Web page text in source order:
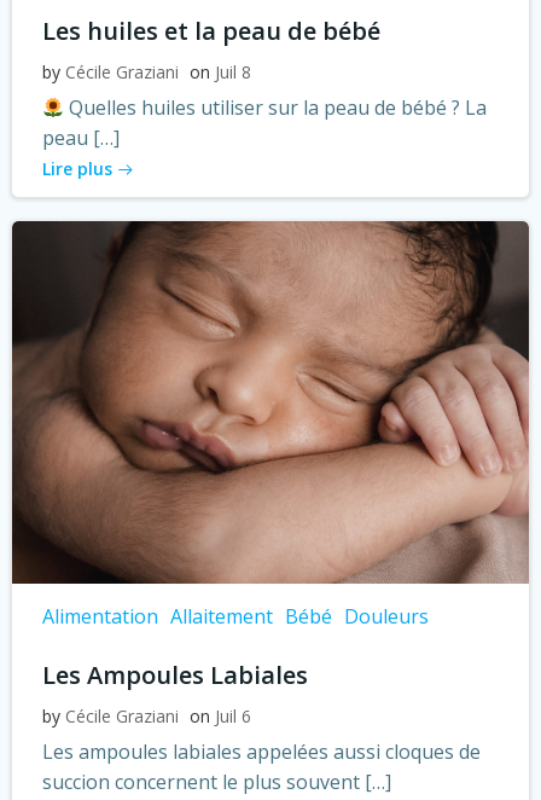
Les huiles et la peau de bébé
by Cécile Graziani on Juil 8
Quelles huiles utiliser sur la peau de bébé ? La
peau […]
Lire plus
Alimentation Allaitement Bébé Douleurs
Les Ampoules Labiales
by Cécile Graziani on Juil 6
Les ampoules labiales appelées aussi cloques de
succion concernent le plus souvent […]